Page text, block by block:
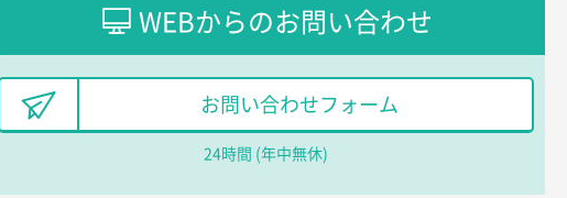
WEBからのお問い合わせ
お問い合わせフォーム
24時間 (年中無休)